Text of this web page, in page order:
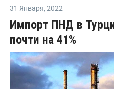
31 Января, 2022
Импорт ПНД в
почти на 41%